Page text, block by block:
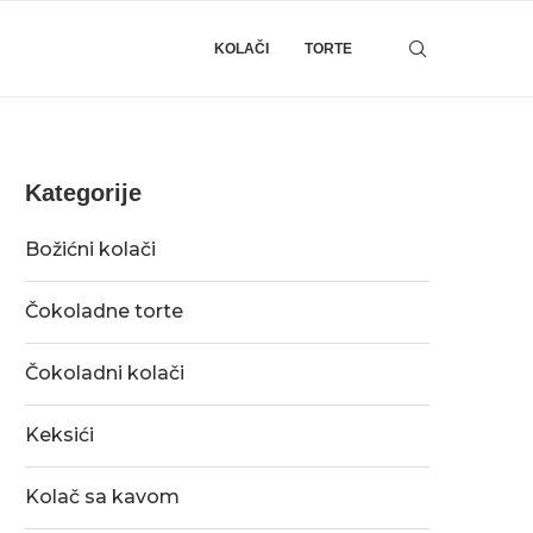
KOLAČI TORTE
Kategorije
Božićni kolači
Čokoladne torte
Čokoladni kolači
Keksići
Kolač sa kavom